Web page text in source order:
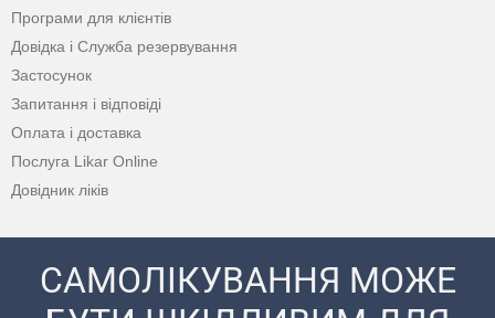
Програми для клієнтів
Довідка і Служба резервування
Застосунок
Запитання і відповіді
Оплата і доставка
Послуга Likar Online
Довідник ліків
САМОЛІКУВАННЯ МОЖЕ